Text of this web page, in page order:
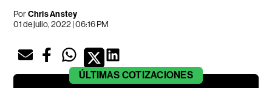
PorChris Anstey
01 de julio, 2022 | 06:16 PM
ÚLTIMAS COTIZACIONES